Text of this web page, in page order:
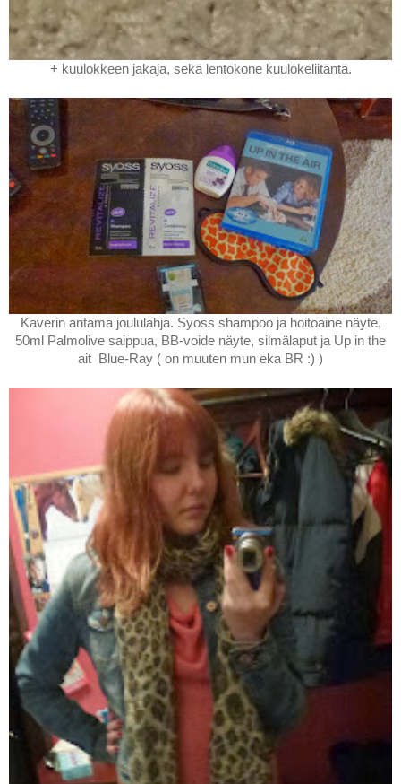
+ kuulokkeen jakaja, sekä lentokone kuulokeliitäntä.
Kaverin antama joululahja. Syoss shampoo ja hoitoaine näyte,
50ml Palmolive saippua, BB-voide näyte, silmälaput ja Up in the
ait Blue-Ray ( on muuten mun eka BR :) )